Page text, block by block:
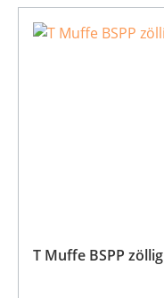
T Muffe BSPP zöllig